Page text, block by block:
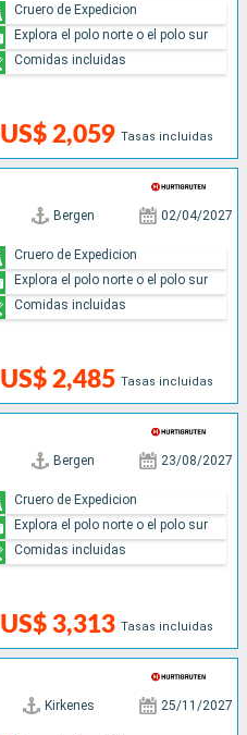
US$ 2,059 Tasas incluidas
Cruero de Expedicion
Explora el polo norte o el polo sur
Comidas incluidas
Bergen 02/04/2027
US$ 2,485 Tasas incluidas
Cruero de Expedicion
Explora el polo norte o el polo sur
Comidas incluidas
Bergen 23/08/2027
US$ 3,313 Tasas incluidas
Cruero de Expedicion
Explora el polo norte o el polo sur
Comidas incluidas
Kirkenes 25/11/2027